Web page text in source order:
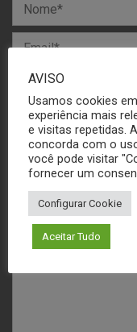
AVISO
Usamos cookies
experiência mais
e visitas repetidas.
concorda com o
você pode visitar
fornecer um
Configurar Cookie
Aceitar Tudo